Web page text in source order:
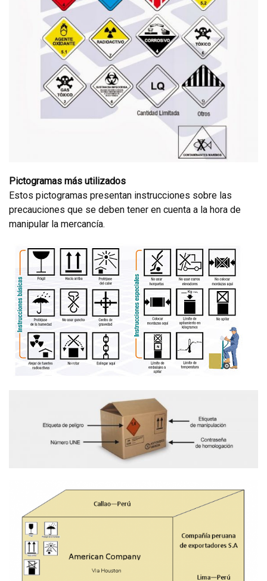
Pictogramas más utilizados
Estos pictogramas presentan instrucciones sobre las
precauciones que se deben tener en cuenta a la hora de
manipular la mercancía.